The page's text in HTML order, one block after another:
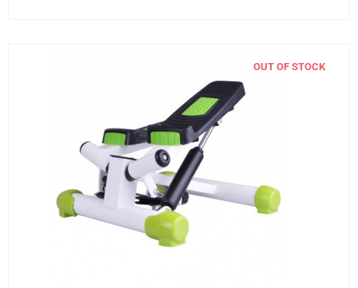
OUT OF STOCK